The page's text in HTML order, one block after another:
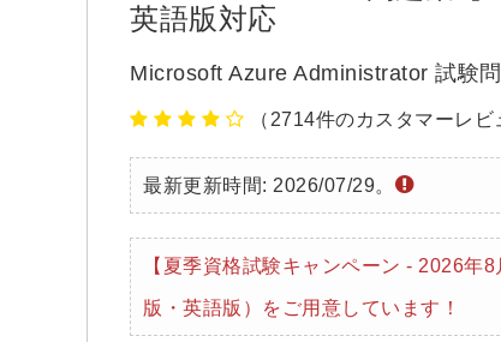
英語版対応
Microsoft Azure Administrator 試験
（2714件のカスタマーレビ
最新更新時間: 2026/07/29。
【夏季資格試験キャンペーン - 2026
版・英語版）をご用意しています！